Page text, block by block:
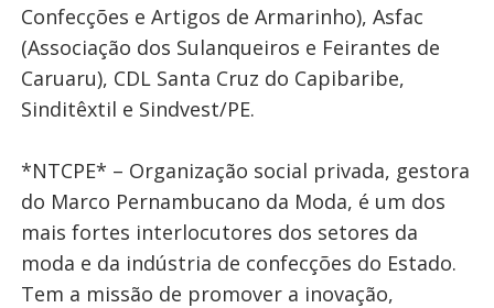
Confecções e Artigos de Armarinho), Asfac
(Associação dos Sulanqueiros e Feirantes de
Caruaru), CDL Santa Cruz do Capibaribe,
Sinditêxtil e Sindvest/PE.
*NTCPE* – Organização social privada, gestora
do Marco Pernambucano da Moda, é um dos
mais fortes interlocutores dos setores da
moda e da indústria de confecções do Estado.
Tem a missão de promover a inovação,